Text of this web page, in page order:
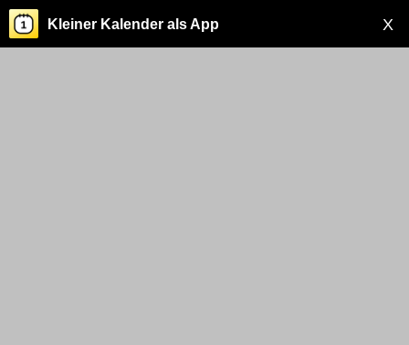
X
Kleiner Kalender als App